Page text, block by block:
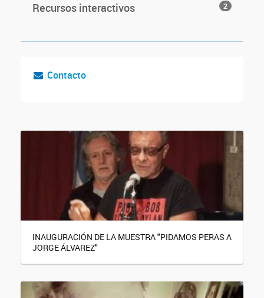
Recursos interactivos 2
Contacto
INAUGURACIÓN DE LA MUESTRA "PIDAMOS PERAS A
JORGE ÁLVAREZ"